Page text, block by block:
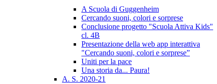
A Scuola di Guggenheim
Cercando suoni, colori e sorprese
Conclusione progetto "Scuola Attiva Kids"
cl. 4B
Presentazione della web app interattiva
"Cercando suoni, colori e sorprese”
Uniti per la pace
Una storia da... Paura!
A. S. 2020-21